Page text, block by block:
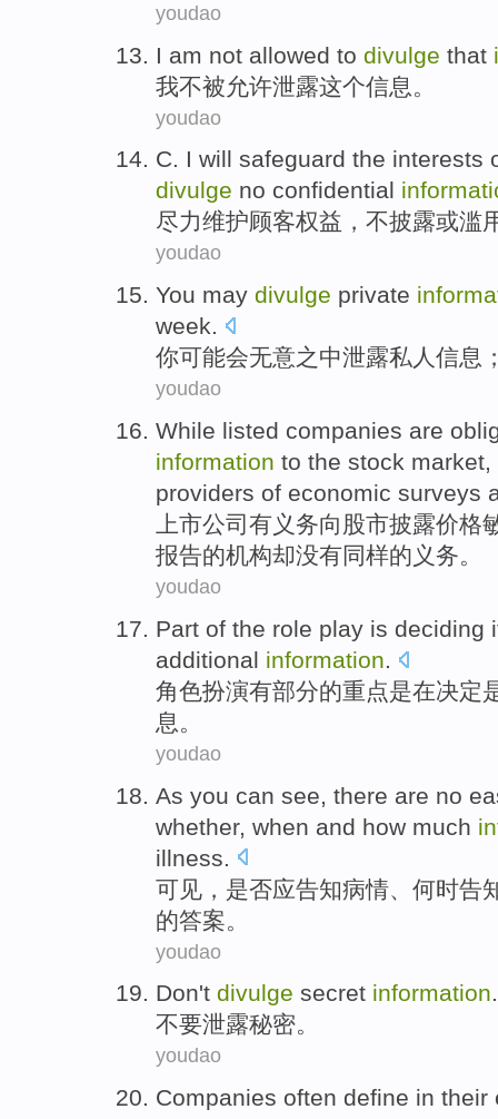
youdao
I am not allowed to divulge that
我不被允许泄露这个信息 。
youdao
C. I will safeguard the interests
divulge no confidential
尽力维护顾客权益 ， 不披露或滥
youdao
You may divulge private
week.
你可能会无意之中泄露私人 信息
youdao
While listed companies are
information to the stock market,
providers of economic surveys
上市公司 有义务向 股市披露价格
报告的机构却没有同样的 义务。
youdao
Part of the role play is deciding
additional information.
角色扮演有部分的重点是在决定
息。
youdao
As you can see there are no
whether, when and how much
illness
可见 ， 是否应告知病情 何时告
的答案 。
youdao
Don't divulge secret information.
不要泄露秘密。
youdao
Companies often define in their